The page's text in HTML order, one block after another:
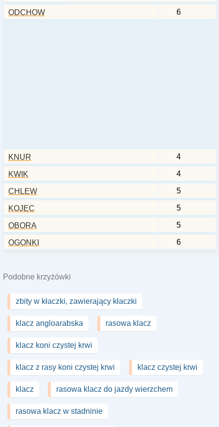
ODCHOW 6
KNUR 4
KWIK 4
CHLEW 5
KOJEC 5
OBORA 5
OGONKI 6
Podobne krzyżówki
zbity w kłaczki, zawierający kłaczki
klacz angloarabska rasowa klacz
klacz koni czystej krwi
klacz z rasy koni czystej krwi klacz czystej krwi
klacz rasowa klacz do jazdy wierzchem
rasowa klacz w stadninie